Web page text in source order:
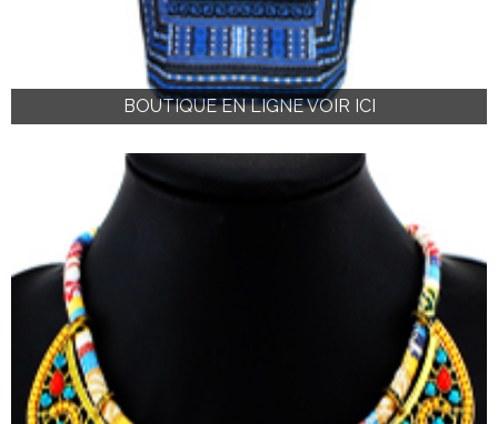
BOUTIQUE EN LIGNE VOIR ICI